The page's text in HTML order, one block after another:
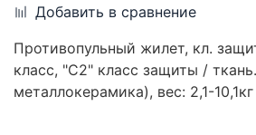
Добавить в сравнение
Противопульный жилет, кл.
класс, "С2" класс защиты /
металлокерамика), вес: 2,1-10,1кг